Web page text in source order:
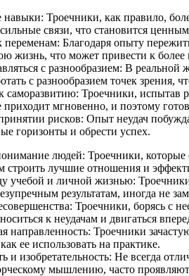
Троечники, как правило,
связи, что становится
переменам: Благодаря опыту
жизнь, что может привести к
с разнообразием: В
с разнообразием точек
саморазвитию: Троечники, испытав
приходит мгновенно, и поэтому
рисков: Опыт неудач
горизонты и обрести успех.
людей: Троечники,
строить лучшие отношения и
учебой и личной жизнью:
результатам, иногда не
Троечники, борясь с
к неудачам и двигаться
направленность: Троечники
ее использовать на практике.
и изобретательность: Не всегда
мышлению, часто